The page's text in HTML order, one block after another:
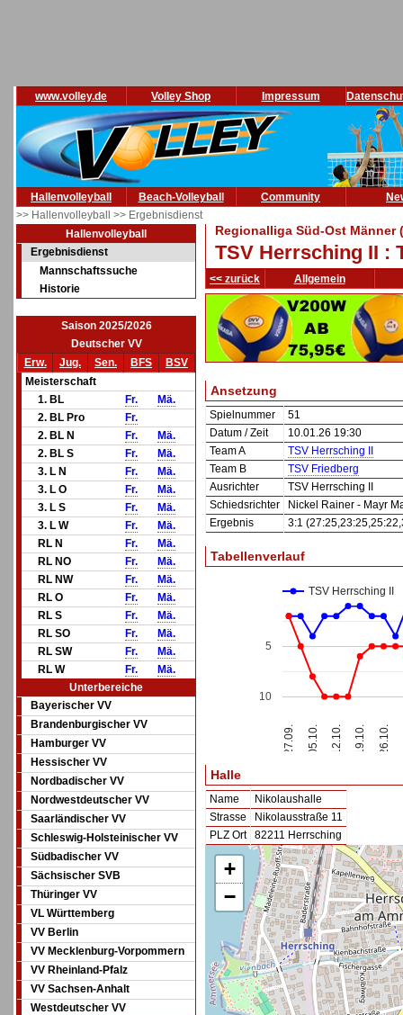
www.volley.de Volley Shop Impressum
Hallenvolleyball Beach-Volleyball Community
>> Hallenvolleyball >> Ergebnisdienst
Hallenvolleyball
Ergebnisdienst
Mannschaftssuche
Historie
Saison 2025/2026
Deutscher VV
Erw.
Jug. Sen. BFS
BSV
Meisterschaft
1. BL
Fr.
Mä.
2. BL Pro
Fr.
2. BL N
Fr.
Mä.
2. BL S
Fr.
Mä.
3. L N
Fr.
Mä.
3. L O
Fr.
Mä.
3. L S
Fr.
Mä.
3. L W
Fr.
Mä.
RL N
Fr.
Mä.
RL NO
Fr.
Mä.
RL NW
Fr.
Mä.
RL O
Fr.
Mä.
RL S
Fr.
Mä.
RL SO
Fr.
Mä.
RL SW
Fr.
Mä.
RL W
Fr.
Mä.
Unterbereiche
Bayerischer VV
Brandenburgischer VV
Hamburger VV
Hessischer VV
Nordbadischer VV
Nordwestdeutscher VV
Saarländischer VV
Schleswig-Holsteinischer VV
Südbadischer VV
Sächsischer SVB
Thüringer VV
VL Württemberg
VV Berlin
VV Mecklenburg-Vorpommern
VV Rheinland-Pfalz
VV Sachsen-Anhalt
Westdeutscher VV
Regionalliga Süd-Ost Männer
TSV Herrsching II :
<< zurück Allgemein
Ansetzung
Spielnummer
51
Datum / Zeit
10.01.26 19:30
Team A
TSV Herrsching II
Team B
TSV Friedberg
Ausrichter
TSV Herrsching II
Schiedsrichter
Nickel Rainer - Mayr
Ergebnis
3:1
Tabellenverlauf
TSV Herrsching II
27.09. 05.10. 12.10. 19.10. 26.10.
5
10
Halle
Name
Nikolaushalle
Strasse
Nikolausstraße 11
PLZ Ort
82211 Herrsching
+
−